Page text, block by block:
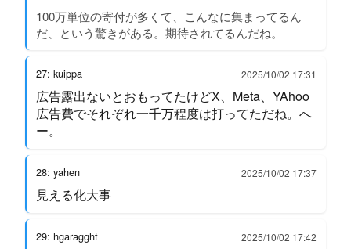
100万単位の寄付が多くて、こんなに集まってるん
だ、という驚きがある。期待されてるんだね。
27: kuippa 2025/10/02 17:31
広告露出ないとおもってたけどX、Meta、YAhoo
広告費でそれぞれ一千万程度は打ってただね。へ
ー。
28: yahen 2025/10/02 17:37
見える化大事
29: hgaragght 2025/10/02 17:42